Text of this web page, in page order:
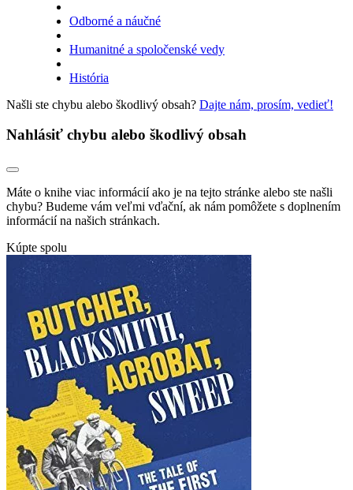
Odborné a náučné
Humanitné a spoločenské vedy
História
Našli ste chybu alebo škodlivý obsah? Dajte nám, prosím, vedieť!
Nahlásiť chybu alebo škodlivý obsah
Máte o knihe viac informácií ako je na tejto stránke alebo ste našli
chybu? Budeme vám veľmi vďační, ak nám pomôžete s doplnením
informácií na našich stránkach.
Kúpte spolu